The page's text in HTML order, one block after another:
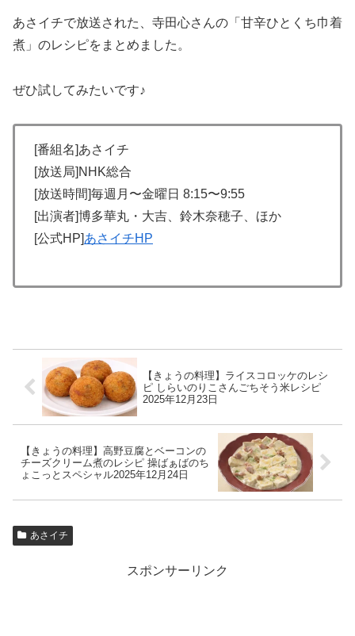
あさイチで放送された、寺田心さんの「甘辛ひとくち巾着
煮」のレシピをまとめました。
ぜひ試してみたいです♪
[番組名]あさイチ
[放送局]NHK総合
[放送時間]毎週月〜金曜日 8:15〜9:55
[出演者]博多華丸・大吉、鈴木奈穂子、ほか
[公式HP]あさイチHP
【きょうの料理】ライスコロッケのレシ
ピ しらいのりこさんごちそう米レシピ
2025年12月23日
【きょうの料理】高野豆腐とベーコンの
チーズクリーム煮のレシピ 操ばぁばのち
ょこっとスペシャル2025年12月24日
あさイチ
スポンサーリンク